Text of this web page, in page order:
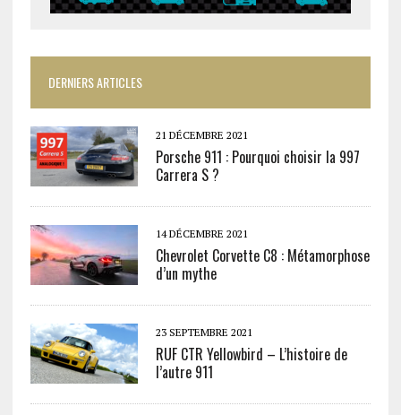
DERNIERS ARTICLES
21 DÉCEMBRE 2021
Porsche 911 : Pourquoi choisir la 997
Carrera S ?
14 DÉCEMBRE 2021
Chevrolet Corvette C8 : Métamorphose
d’un mythe
23 SEPTEMBRE 2021
RUF CTR Yellowbird – L’histoire de
l’autre 911